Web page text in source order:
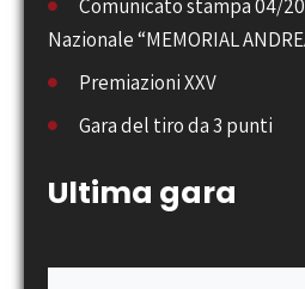
Comunicato stampa 04/
Nazionale “MEMORIAL
Premiazioni XXV
Gara del tiro da 3 punti
Ultima gara